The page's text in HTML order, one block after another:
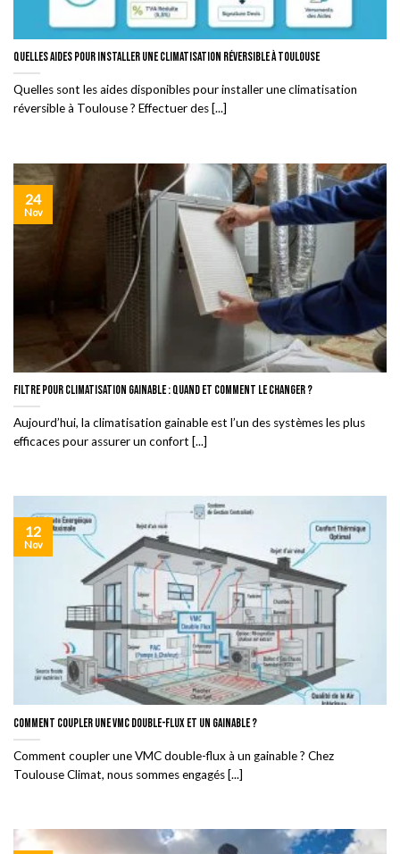
Quelles aides pour installer une climatisation réversible à Toulouse
Quelles sont les aides disponibles pour installer une climatisation
réversible à Toulouse ? Effectuer des [...]
Filtre pour climatisation gainable : quand et comment le changer ?
Aujourd’hui, la climatisation gainable est l’un des systèmes les plus
efficaces pour assurer un confort [...]
24
Nov
Comment coupler une VMC double-flux et un Gainable ?
Comment coupler une VMC double-flux à un gainable ? Chez
Toulouse Climat, nous sommes engagés [...]
12
Nov